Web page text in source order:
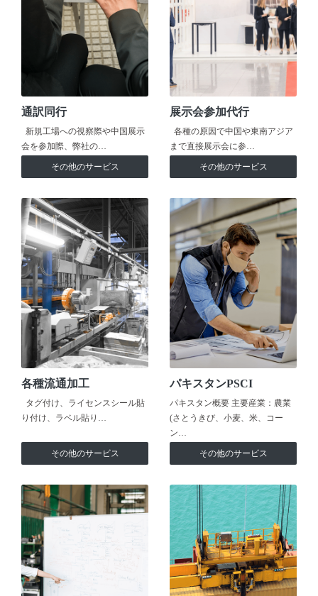
通訳同行
新規工場への視察際や中国展示
会を参加際、弊社の…
その他のサービス
展示会参加代行
各種の原因で中国や東南アジア
まで直接展示会に参…
その他のサービス
各種流通加工
タグ付け、ライセンスシール貼
り付け、ラベル貼り…
その他のサービス
パキスタンPSCI
パキスタン概要 主要産業：農業
(さとうきび、小麦、米、コー
ン…
その他のサービス